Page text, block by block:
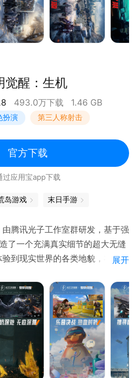
不妨先看看这本《末日生存指南
尸更有异能人类，试着收服他/
的第1只丧尸，战斗可以让它变
敌；
窖、仓库、商店，不放弃任何物
的末日“天命人”；
为的一具不朽冰雕，还是成为这片
觉醒：生机
493.0万下载 1.46 GB
扮演 第三人称射击
官方下载
过应用宝app下载
岛游戏 末日手游
由腾讯光子工作室群研发，基于强
了一个充满真实细节的超大无缝
到现实世界的各类地貌，在极端
乃至情绪，拟真的环境变化会对
响；也需要勇敢地探索这块大陆，
各种武器、建造庇护所营地、寻找
去！
展开